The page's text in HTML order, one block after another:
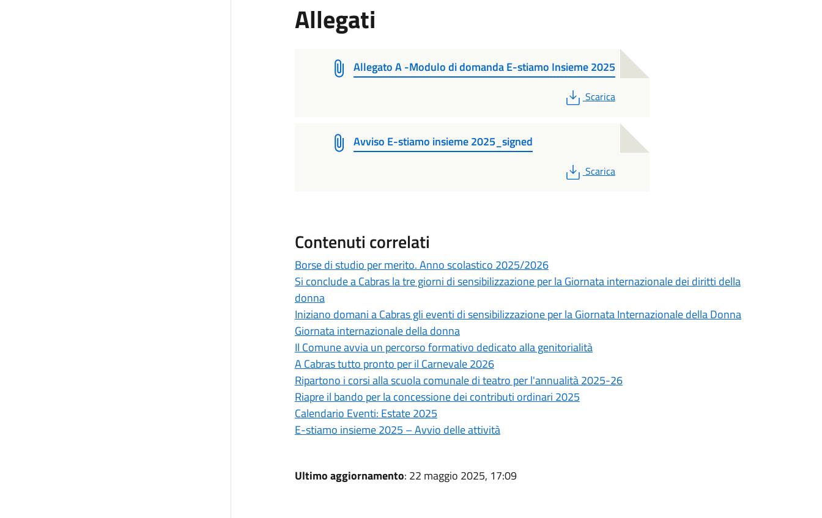
Allegati
Allegato A -Modulo di domanda E-stiamo Insieme 2025
PDF
Scarica
Avviso E-stiamo insieme 2025_signed
PDF
Scarica
Contenuti correlati
Borse di studio per merito. Anno scolastico 2025/2026
Si conclude a Cabras la tre giorni di sensibilizzazione per la Giornata internazionale dei diritti della
donna
Iniziano domani a Cabras gli eventi di sensibilizzazione per la Giornata Internazionale della Donna
Giornata internazionale della donna
Il Comune avvia un percorso formativo dedicato alla genitorialità
A Cabras tutto pronto per il Carnevale 2026
Ripartono i corsi alla scuola comunale di teatro per l'annualità 2025-26
Riapre il bando per la concessione dei contributi ordinari 2025
Calendario Eventi: Estate 2025
E-stiamo insieme 2025 – Avvio delle attività
Ultimo aggiornamento: 22 maggio 2025, 17:09